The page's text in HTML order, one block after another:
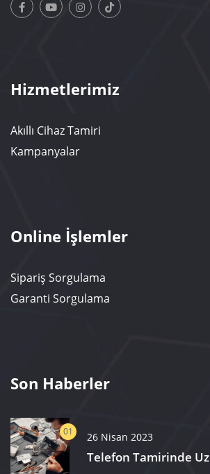
Hizmetlerimiz
Akıllı Cihaz Tamiri
Kampanyalar
Online İşlemler
Sipariş Sorgulama
Garanti Sorgulama
Son Haberler
01 26 Nisan 2023
Telefon Tamirinde Uz